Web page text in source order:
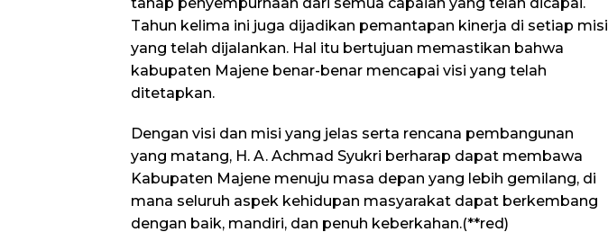
tahap penyempurnaan dari semua capaian yang telah dicapai.
Tahun kelima ini juga dijadikan pemantapan kinerja di setiap misi
yang telah dijalankan. Hal itu bertujuan memastikan bahwa
kabupaten Majene benar-benar mencapai visi yang telah
ditetapkan.
Dengan visi dan misi yang jelas serta rencana pembangunan
yang matang, H. A. Achmad Syukri berharap dapat membawa
Kabupaten Majene menuju masa depan yang lebih gemilang, di
mana seluruh aspek kehidupan masyarakat dapat berkembang
dengan baik, mandiri, dan penuh keberkahan.(**red)